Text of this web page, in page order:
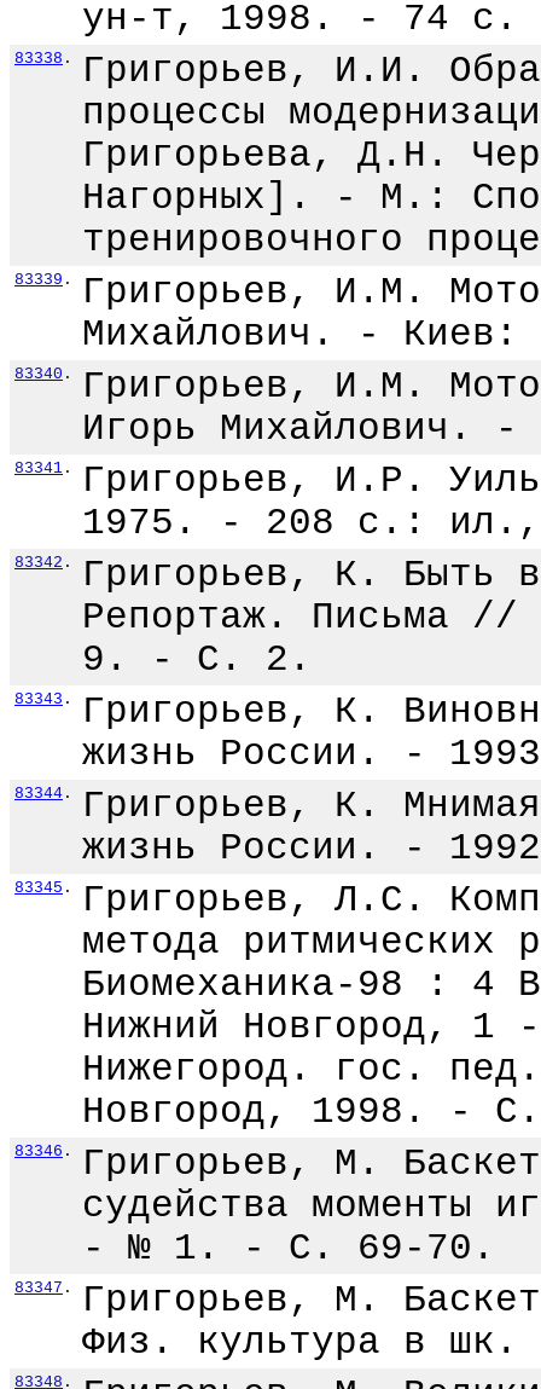
ун-т, 1998. - 74 с.
83338 .
Григорьев, И.И.
процессы
Григорьева, Д.Н.
Нагорных]. - М.:
тренировочного
83339 .
Григорьев, И.М.
Михайлович. -
83340 .
Григорьев, И.М.
Игорь
83341 .
Григорьев, И.Р.
1975. - 208 с.: ил.,
83342 .
Григорьев, К. Быть
Репортаж. Письма
9. - С. 2.
83343 .
Григорьев, К.
жизнь России. -
83344 .
Григорьев, К.
жизнь России. -
83345 .
Григорьев, Л.С.
метода ритмических
Биомеханика-98 : 4
Нижний Новгород,
Нижегород. гос.
Новгород, 1998. -
83346 .
Григорьев, М.
судейства
- № 1. - С. 69-70.
83347 .
Григорьев, М.
Физ. культура в
83348 .